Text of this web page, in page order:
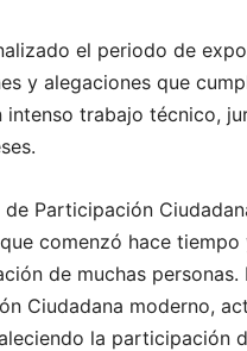
el periodo de
y alegaciones que
intenso trabajo técnico,
Participación
comenzó hace
de muchas
Ciudadana moderno,
la participación